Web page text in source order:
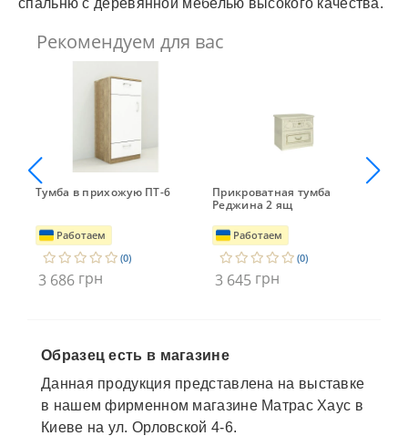
Рекомендуем для вас
Тумба в прихожую ПТ-6
Работаем
(0)
3 686 грн
Прикроватная тумба
Реджина 2 ящ
Работаем
(0)
3 645 грн
Образец есть в магазине
Данная продукция представлена на выставке
в нашем фирменном магазине Матрас Хаус в
Киеве на ул. Орловской 4-6.